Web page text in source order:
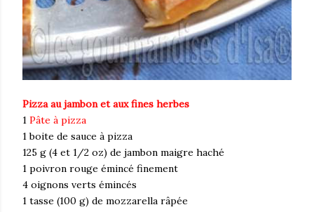
Pizza au jambon et aux fines herbes
1 Pâte à pizza
1 boite de sauce à pizza
125 g (4 et 1/2 oz) de jambon maigre haché
1 poivron rouge émincé finement
4 oignons verts émincés
1 tasse (100 g) de mozzarella râpée